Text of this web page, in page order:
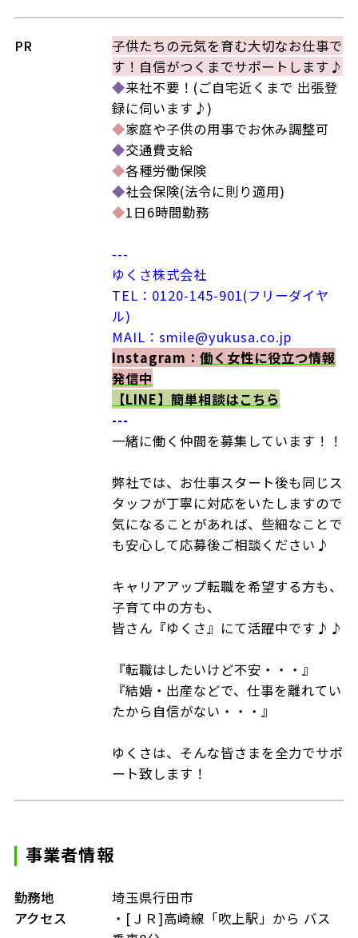
PR
子供たちの元気を育む大切なお仕事で
す！自信がつくまでサポートします♪
◆来社不要！(ご自宅近くまで 出張登
録に伺います♪)
◆家庭や子供の用事でお休み調整可
◆交通費支給
◆各種労働保険
◆社会保険(法令に則り適用)
◆1日6時間勤務
---
ゆくさ株式会社
TEL：0120-145-901(フリーダイヤ
ル)
MAIL：smile@yukusa.co.jp
Instagram： 働く女性に役立つ情報
発信中
【LINE】 簡単相談はこちら
---
一緒に働く仲間を募集しています！！
弊社では、お仕事スタート後も同じス
タッフが丁寧に対応をいたしますので
気になることがあれば、些細なことで
も安心して応募後ご相談ください♪
キャリアアップ転職を希望する方も、
子育て中の方も、
皆さん『ゆくさ』にて活躍中です♪♪
『転職はしたいけど不安・・・』
『結婚・出産などで、仕事を離れてい
たから自信がない・・・』
ゆくさは、そんな皆さまを全力でサポ
ート致します！
事業者情報
勤務地
埼玉県行田市
アクセス
・[ＪＲ]高崎線「吹上駅」から バス